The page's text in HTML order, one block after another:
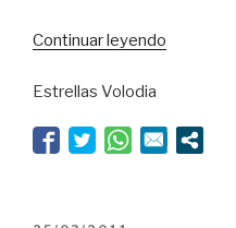
Continuar leyendo
Estrellas Volodia